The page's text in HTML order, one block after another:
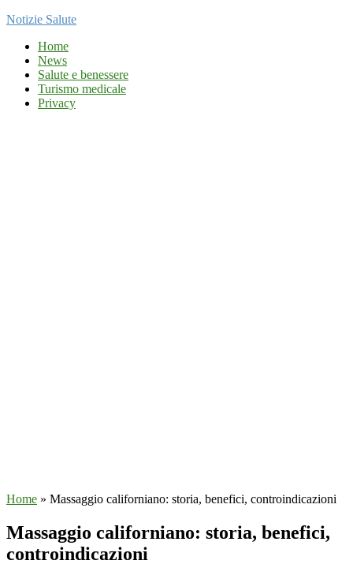
Notizie Salute
Home
News
Salute e benessere
Turismo medicale
Privacy
Home » Massaggio californiano: storia, benefici, controindicazioni
Massaggio californiano: storia, benefici,
controindicazioni